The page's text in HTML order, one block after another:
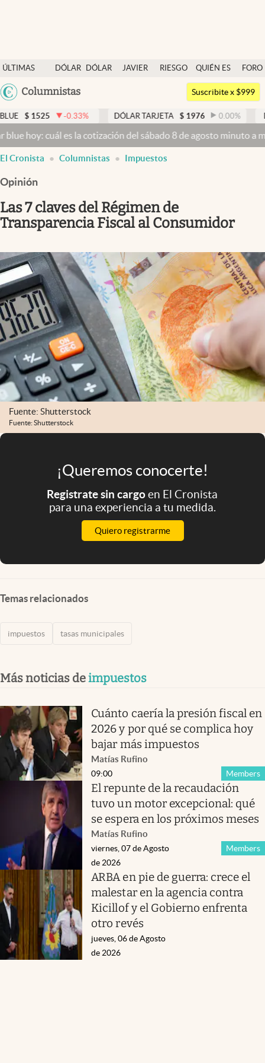
ÚLTIMAS
NOTICIAS
DÓLAR
DÓLAR
JAVIER
RIESGO
QUIÉN ES
QUIÉN
FORO
Argentina
México
Columnistas
Dólar
Members
Economía y Política
Finanzas y Mercados
Mercados Online
Negocios
Columnistas
Otras secciones
Infotechnology
Clase
Clima
Mundial 2026
Eventos Corporativos
El Cronista Studio
Mediakit
Suscribite x $999
% DÓLAR TARJETA $ 1976 0.00% DÓLAR MEP
la cotización del sábado 8 de agosto minuto a minuto Dólar hoy
El Cronista Columnistas Impuestos
Opinión
Las 7 claves del Régimen de
Transparencia Fiscal al Consumidor
Fuente: Shutterstock
Fuente: Shutterstock
¡Queremos conocerte!
Registrate sin cargoen El Cronista
para una experiencia a tu medida.
Quiero registrarme
Temas relacionados
impuestos tasas municipales
Más noticias deimpuestos
Cuánto caería la presión fiscal en
2026 y por qué se complica hoy
bajar más impuestos
Matías Rufino
Members
09:00
El repunte de la recaudación
tuvo un motor excepcional: qué
se espera en los próximos meses
Matías Rufino
Members
viernes, 07 de Agosto
de 2026
ARBA en pie de guerra: crece el
malestar en la agencia contra
Kicillof y el Gobierno enfrenta
otro revés
jueves, 06 de Agosto
de 2026